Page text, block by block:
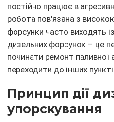
постійно працює в
робота пов'язана з
форсунки часто виходять
дизельних форсунок – це
починати ремонт паливної
переходити до інших
Принцип дії
упорскування